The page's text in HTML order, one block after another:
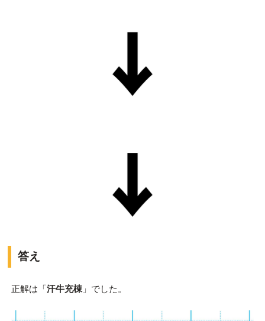
答え
正解は「汗牛充棟」でした。